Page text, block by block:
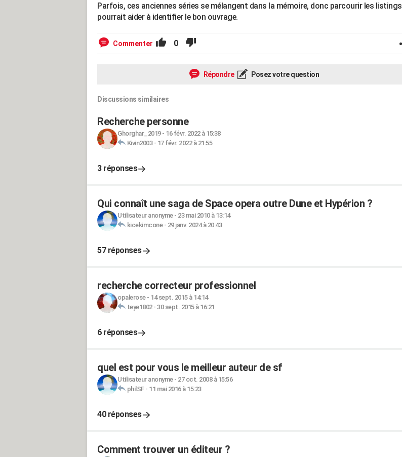
Parfois, ces anciennes séries se mélangent dans la mémoire, donc parcourir les listings
pourrait aider à identifier le bon ouvrage.
Commenter 0
Répondre Posez votre question
Discussions similaires
Recherche personne
Ghorghar_2019- 16 févr. 2022 à 15:38
Kivin2003- 17 févr. 2022 à 21:55
3 réponses
Qui connaît une saga de Space opera outre Dune et Hypérion ?
Utilisateur anonyme- 23 mai 2010 à 13:14
kicekimcone- 29 janv. 2024 à 20:43
57 réponses
recherche correcteur professionnel
opalerose- 14 sept. 2015 à 14:14
teye1802- 30 sept. 2015 à 16:21
6 réponses
quel est pour vous le meilleur auteur de sf
Utilisateur anonyme- 27 oct. 2008 à 15:56
philSF- 11 mai 2016 à 15:23
40 réponses
Comment trouver un éditeur ?